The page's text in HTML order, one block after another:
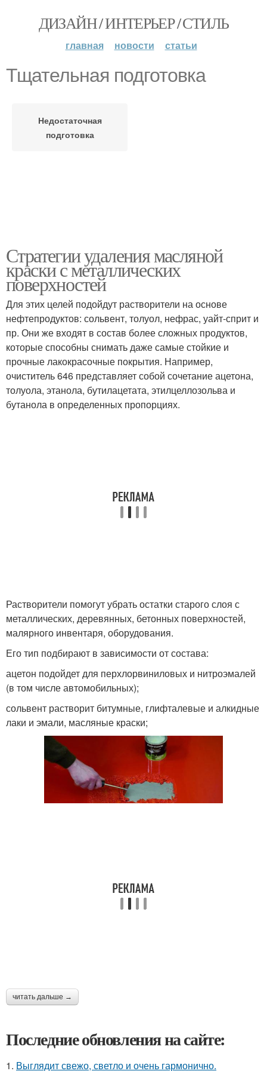
ДИЗАЙН / ИНТЕРЬЕР / СТИЛЬ
главная новости статьи
Тщательная подготовка
Недостаточная
подготовка
Стратегии удаления масляной
краски с металлических
поверхностей
Для этих целей подойдут растворители на основе
нефтепродуктов: сольвент, толуол, нефрас, уайт-сприт и
пр. Они же входят в состав более сложных продуктов,
которые способны снимать даже самые стойкие и
прочные лакокрасочные покрытия. Например,
очиститель 646 представляет собой сочетание ацетона,
толуола, этанола, бутилацетата, этилцеллозольва и
бутанола в определенных пропорциях.
Растворители помогут убрать остатки старого слоя с
металлических, деревянных, бетонных поверхностей,
малярного инвентаря, оборудования.
Его тип подбирают в зависимости от состава:
ацетон подойдет для перхлорвиниловых и нитроэмалей
(в том числе автомобильных);
сольвент растворит битумные, глифталевые и алкидные
лаки и эмали, масляные краски;
читать дальше →
Последние обновления на сайте:
1. Выглядит свежо, светло и очень гармонично.